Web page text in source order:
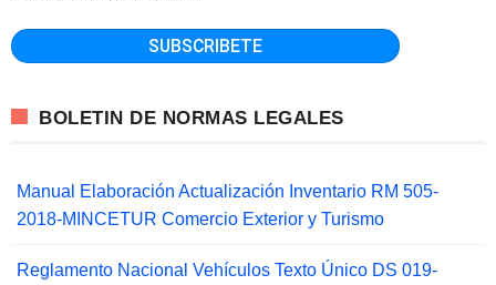
BOLETIN DE NORMAS LEGALES
Manual Elaboración Actualización Inventario RM 505-
2018-MINCETUR Comercio Exterior y Turismo
Reglamento Nacional Vehículos Texto Único DS 019-